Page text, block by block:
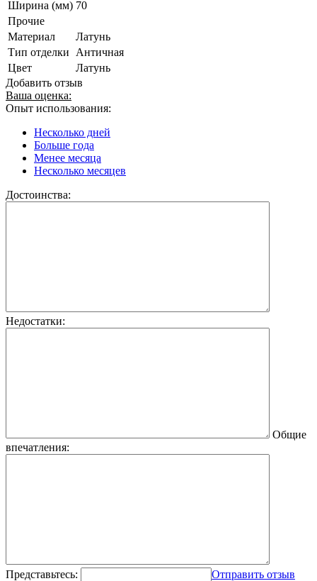
Ширина (мм) 70
Прочие
Материал
Латунь
Тип отделки
Античная
Цвет
Латунь
Добавить отзыв
Ваша оценка:
Опыт использования:
Несколько дней
Больше года
Менее месяца
Несколько месяцев
Достоинства:
Недостатки:
Общие
впечатления:
Представьтесь: Отправить отзыв